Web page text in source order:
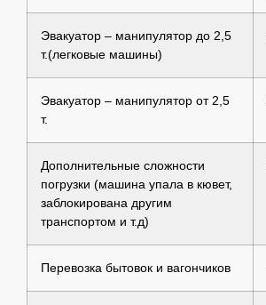
Эвакуатор – манипулятор до 2,5
т.(легковые машины)
Эвакуатор – манипулятор от 2,5
т.
Дополнительные сложности
погрузки (машина упала в кювет,
заблокирована другим
транспортом и т.д)
Перевозка бытовок и вагончиков